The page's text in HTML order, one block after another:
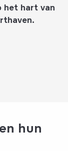
het hart van
hun